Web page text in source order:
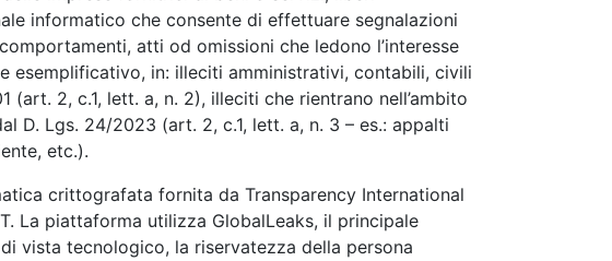
informatico che consente di effettuare segnalazioni
atti od omissioni che ledono l’interesse
esemplificativo, in: illeciti amministrativi, contabili, civili
2, c.1, lett. a, n. 2), illeciti che rientrano nell’ambito
D. Lgs. 24/2023 (art. 2, c.1, lett. a, n. 3 – es.: appalti
etc.).
crittografata fornita da Transparency International
La piattaforma utilizza GlobalLeaks, il principale
vista tecnologico, la riservatezza della persona